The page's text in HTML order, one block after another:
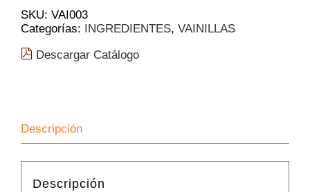
bourbon
natural
de
Madagascar
(Con
SKU: VAI003
Categorías: INGREDIENTES, VAINILLAS
Descargar Catálogo
Descripción
Descripción